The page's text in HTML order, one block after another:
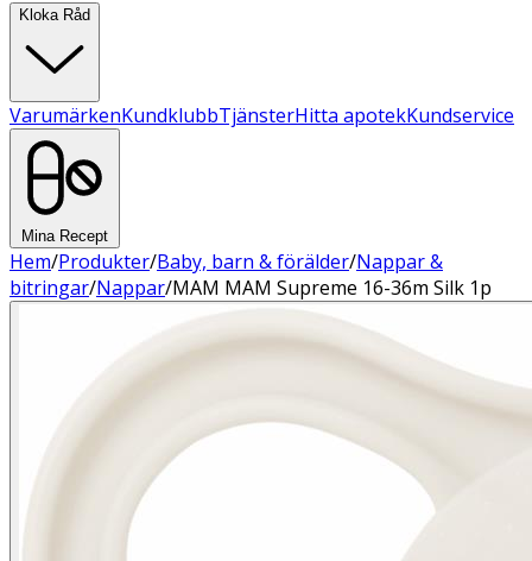
Kloka Råd
VarumärkenKundklubbTjänsterHitta apotekKundservice
Mina Recept
Hem/Produkter/Baby, barn & förälder/Nappar &
bitringar/Nappar/MAM MAM Supreme 16-36m Silk 1p